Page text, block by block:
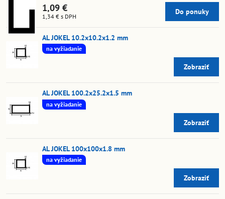
1,09 €
1,34 € s DPH
Do ponuky
AL JOKEL 10.2x10.2x1.2 mm
na vyžiadanie
Zobraziť
AL JOKEL 100.2x25.2x1.5 mm
na vyžiadanie
Zobraziť
AL JOKEL 100x100x1.8 mm
na vyžiadanie
Zobraziť